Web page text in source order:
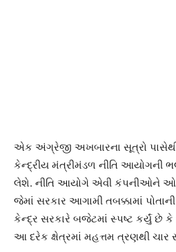
એક અંગ્રેજી અખબારના સૂત્રો પાસેથી
કેન્દ્રીય મંત્રીમંડળ નીતિ આયોગની
લેશે. નીતિ આયોગે એવી કંપનીઓને
જેમાં સરકાર આગામી તબક્કામાં
કેન્દ્ર સરકારે બજેટમાં સ્પષ્ટ કર્યું છે કે
આ દરેક ક્ષેત્રમાં મહત્તમ ત્રણથી